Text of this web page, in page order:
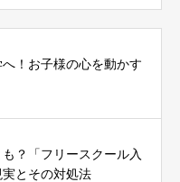
！お子様の心を動かす
？「フリースクール入
とその対処法